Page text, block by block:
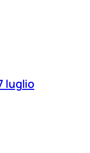
luglio